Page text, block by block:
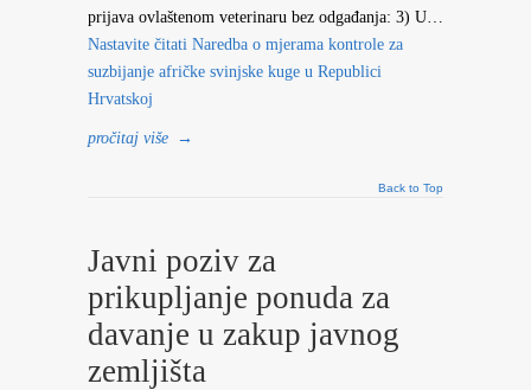
prijava ovlaštenom veterinaru bez odgađanja: 3) U…
Nastavite čitati Naredba o mjerama kontrole za
suzbijanje afričke svinjske kuge u Republici
Hrvatskoj
pročitaj više →
Back to Top
Javni poziv za
prikupljanje ponuda za
davanje u zakup javnog
zemljišta